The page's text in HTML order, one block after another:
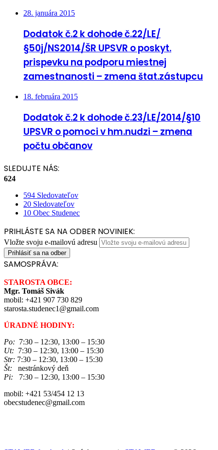
28. januára 2015
Dodatok č.2 k dohode č.22/LE/
§50j/NS2014/ŠR UPSVR o poskyt.
prispevku na podporu miestnej
zamestnanosti – zmena štat.zástupcu
18. februára 2015
Dodatok č.2 k dohode č.23/LE/2014/§10
UPSVR o pomoci v hm.nudzi – zmena
počtu občanov
SLEDUJTE NÁS:
624
594 Sledovateľov
20 Sledovateľov
10 Obec Studenec
PRIHLÁSTE SA NA ODBER NOVINIEK:
Vložte svoju e-mailovú adresu
SAMOSPRÁVA:
STAROSTA OBCE:
Mgr. Tomáš Sivák
mobil: +421 907 730 829
starosta.studenec1@gmail.com
ÚRADNÉ HODINY:
Po: 7:30 – 12:30, 13:00 – 15:30
Ut: 7:30 – 12:30, 13:00 – 15:30
Str: 7:30 – 12:30, 13:00 – 15:30
Št: nestránkový deň
Pi: 7:30 – 12:30, 13:00 – 15:30
mobil: +421 53/454 12 13
obecstudenec@gmail.com